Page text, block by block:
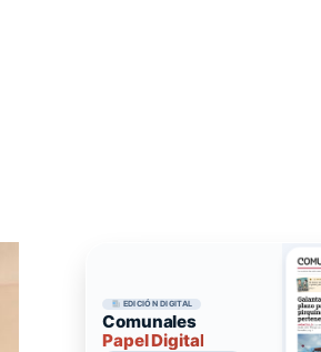
EDICIÓN DIGITAL
Comunales
Papel Digital